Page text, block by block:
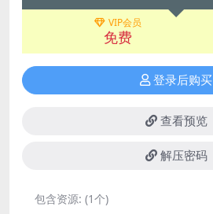
VIP会员
免费
登录后购买
查看预览
解压密码
包含资源: (1个)